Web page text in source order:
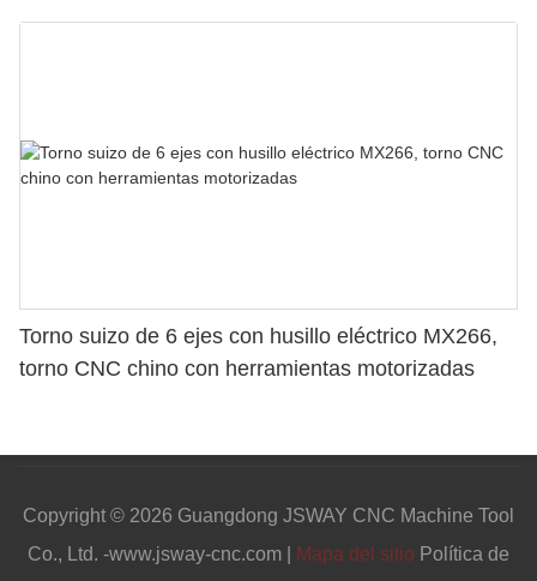
Torno suizo de 6 ejes con husillo eléctrico MX266,
torno CNC chino con herramientas motorizadas
Copyright © 2026 Guangdong JSWAY CNC Machine Tool
Co., Ltd. -www.jsway-cnc.com |
Mapa del sitio Política de